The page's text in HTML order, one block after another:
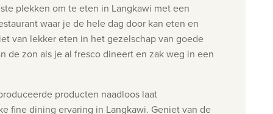
plekken om te eten in Langkawi met een
waar je de hele dag door kan eten en
van lekker eten in het gezelschap van goede
zon als je al fresco dineert en zak weg in een
producten naadloos laat
fine dining ervaring in Langkawi. Geniet van de